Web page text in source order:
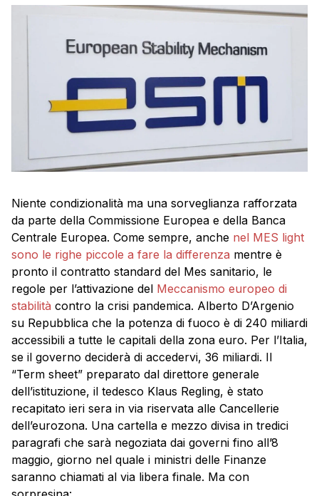
Bce. Un richiamo alla vecchia Troika (manca l’Fmi)
doloroso programma di aggiustamento
macroeconomico
Niente condizionalità ma una sorveglianza rafforzata
da parte della Commissione Europea e della Banca
Centrale Europea. Come sempre, anche nel MES light
sono le righe piccole a fare la differenza mentre è
pronto il contratto standard del Mes sanitario, le
regole per l’attivazione del Meccanismo europeo di
stabilità contro la crisi pandemica. Alberto D’Argenio
su Repubblica che la potenza di fuoco è di 240 miliardi
accessibili a tutte le capitali della zona euro. Per l’Italia,
se il governo deciderà di accedervi, 36 miliardi. Il
“Term sheet” preparato dal direttore generale
dell’istituzione, il tedesco Klaus Regling, è stato
recapitato ieri sera in via riservata alle Cancellerie
dell’eurozona. Una cartella e mezzo divisa in tredici
paragrafi che sarà negoziata dai governi fino all’8
maggio, giorno nel quale i ministri delle Finanze
saranno chiamati al via libera finale. Ma con